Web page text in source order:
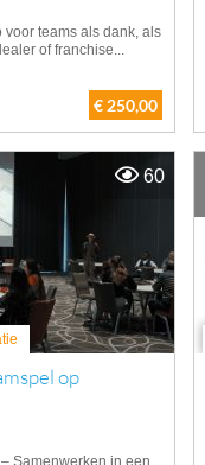
teams als dank, als
of franchise...
€ 250,00
op
Samenwerken in een
60